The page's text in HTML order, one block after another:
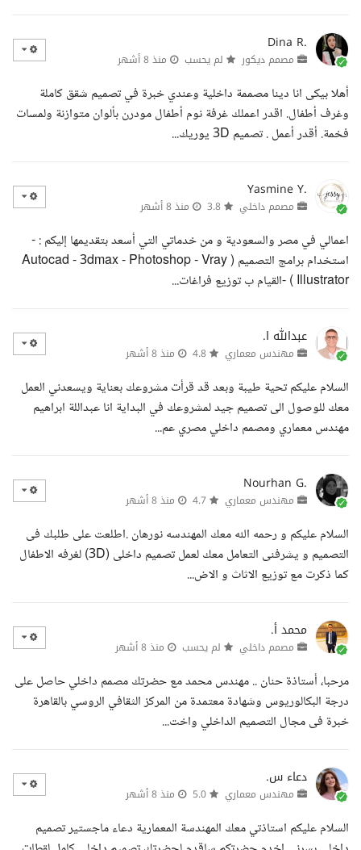
Dina R.
مصمم ديكور لم يحسب منذ 8 أشهر
أهلا بيكى انا دينا مصممة داخلية وعندي خبرة في تصميم شقق كاملة
وغرف أطفال. اقدر اعملك غرفة نوم أطفال مودرن بألوان متوازنة ولمسات
فخمة. أقدر أعمل . تصميم 3D يوريك...
Yasmine Y.
مصمم داخلي منذ 8 أشهر
اعمالي في مصر والسعودية و من خدماتي التي أسعد بتقديمها إليكم : -
استخدام برامج التصميم ( Autocad - 3dmax - Photoshop - Vray
Illustrator ) -القيام ب توزيع فراغات...
عبدالله ا.
مهندس معماري منذ 8 أشهر
السلام عليكم تحية طيبة وبعد قد قرأت مشروعك بعناية ويسعدني العمل
معك للوصول الى تصميم جيد لمشروعك في البداية انا عبداللة ابراهيم
مهندس معماري ومصمم داخلي مصري عم...
Nourhan G.
مهندس معماري منذ 8 أشهر
السلام عليكم و رحمه الله معك المهندسه نورهان .اطلعت على طلبك فى
التصميم و يشرفنى التعامل معك لعمل تصميم داخلى (3D) لغرفه الاطفال
كما ذكرت مع توزيع الاثاث و الاض...
محمد أ.
مصمم داخلي لم يحسب منذ 8 أشهر
مرحبا، أستاذة حنان .. مهندس محمد مع حضرتك مصمم داخلي حاصل على
درجة البكالوريوس وشهادة معتمدة من المركز الثقافي الروسي بالقاهرة
خبرة فى مجال التصميم الداخلي واخت...
دعاء س.
مهندس معماري منذ 8 أشهر
السلام عليكم استاذتي معك المهندسة المعمارية دعاء ماجستير تصميم